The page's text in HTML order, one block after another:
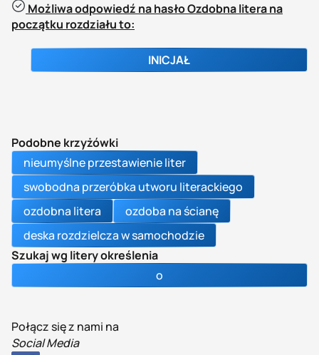
Możliwa odpowiedź na hasło Ozdobna litera na
początku rozdziału to:
INICJAŁ
Podobne krzyżówki
nieumyślne przestawienie liter
swobodna przeróbka utworu literackiego
ozdobna litera
ozdoba na ścianę
deska rozdzielcza w samochodzie
Szukaj wg litery określenia
o
Połącz się z nami na
Social Media